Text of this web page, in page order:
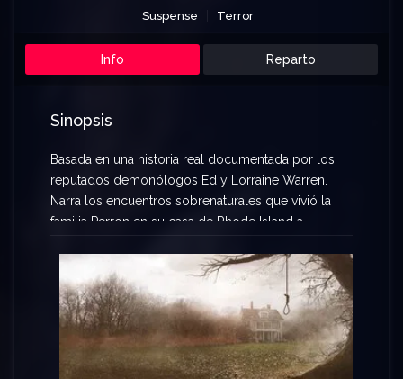
Suspense Terror
Info Reparto
Sinopsis
Basada en una historia real documentada por los
reputados demonólogos Ed y Lorraine Warren.
Narra los encuentros sobrenaturales que vivió la
familia Perron en su casa de Rhode Island a
investigadores de renombre en el mundo de los
fenómenos paranormales, acudieron a la llamada
de esta familia aterrorizada por la presencia en su
granja de un ser maligno.